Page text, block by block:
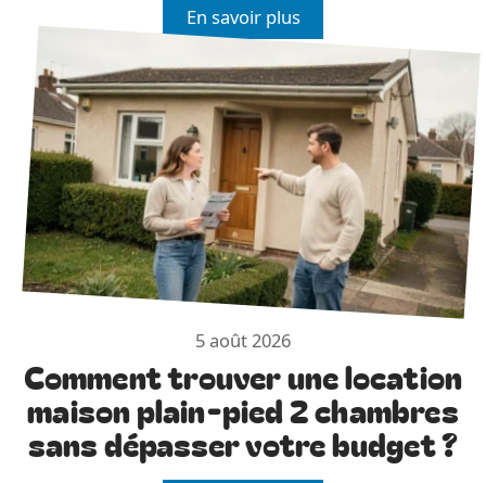
En savoir plus
5 août 2026
Comment trouver une location
maison plain-pied 2 chambres
sans dépasser votre budget ?